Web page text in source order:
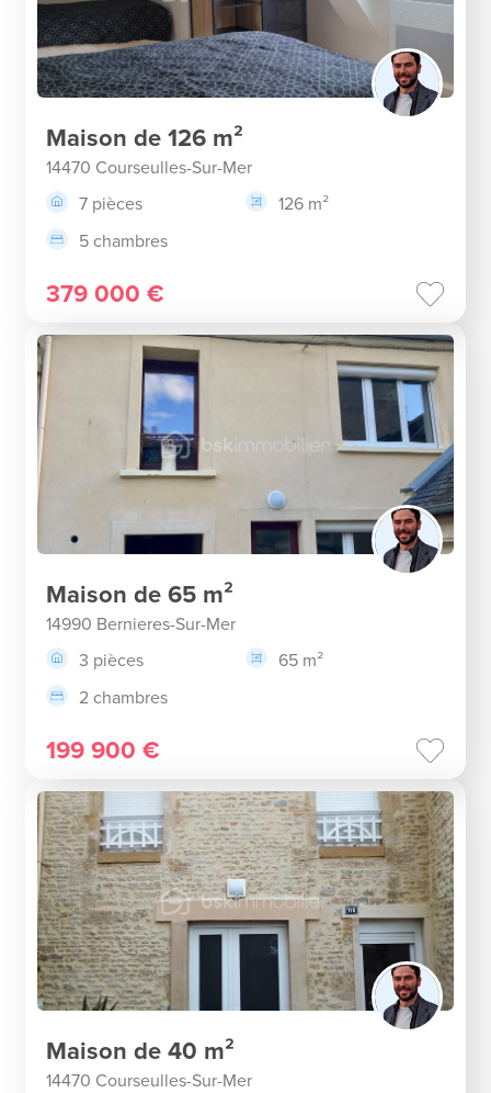
Maison de 126 m²
14470 Courseulles-Sur-Mer
7 pièces
126 m²
5 chambres
379 000 €
Maison de 65 m²
14990 Bernieres-Sur-Mer
3 pièces
65 m²
2 chambres
199 900 €
Maison de 40 m²
14470 Courseulles-Sur-Mer